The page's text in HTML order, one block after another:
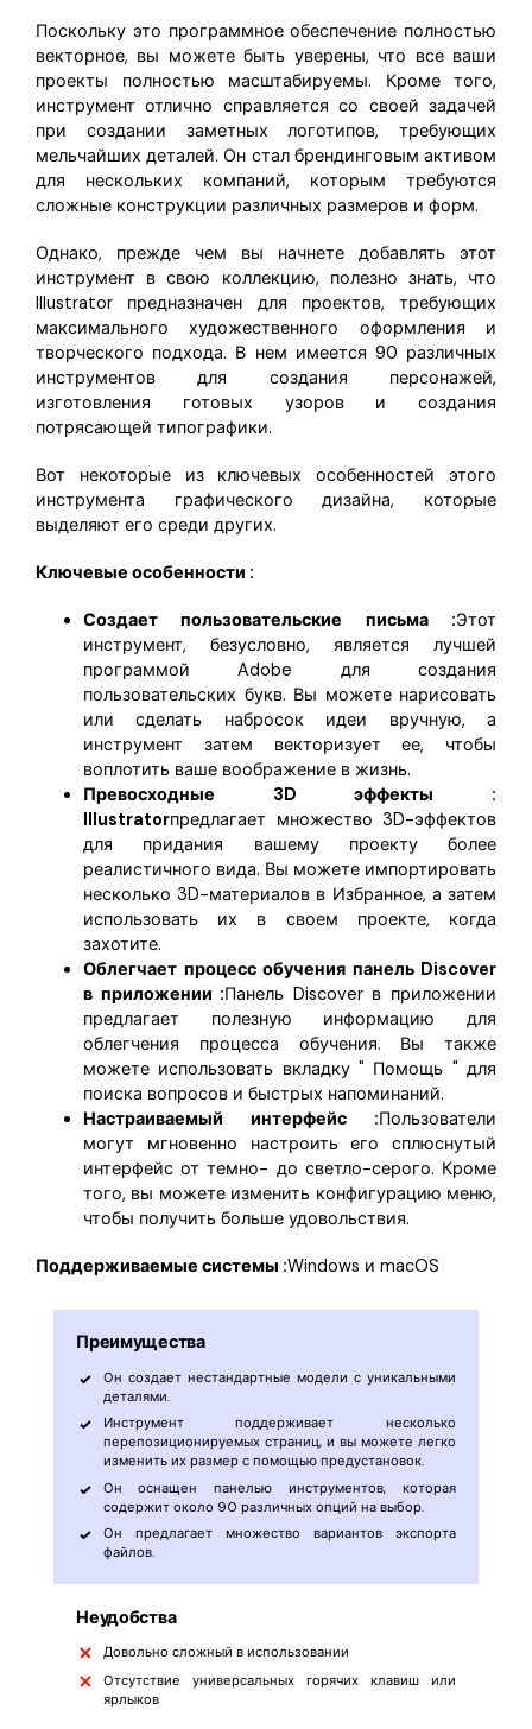
Поскольку это программное обеспечение полностью
векторное, вы можете быть уверены, что все ваши
проекты полностью масштабируемы. Кроме того,
инструмент отлично справляется со своей задачей
при создании заметных логотипов, требующих
мельчайших деталей. Он стал брендинговым активом
для нескольких компаний, которым требуются
сложные конструкции различных размеров и форм.
Однако, прежде чем вы начнете добавлять этот
инструмент в свою коллекцию, полезно знать, что
Illustrator предназначен для проектов, требующих
максимального художественного оформления и
творческого подхода. В нем имеется 90 различных
инструментов для создания персонажей,
изготовления готовых узоров и создания
потрясающей типографики.
Вот некоторые из ключевых особенностей этого
инструмента графического дизайна, которые
выделяют его среди других.
Ключевые особенности :
Создает пользовательские письма :Этот
инструмент, безусловно, является лучшей
программой Adobe для создания
пользовательских букв. Вы можете нарисовать
или сделать набросок идеи вручную, а
инструмент затем векторизует ее, чтобы
воплотить ваше воображение в жизнь.
Превосходные 3D эффекты :
Illustratorпредлагает множество 3D-эффектов
для придания вашему проекту более
реалистичного вида. Вы можете импортировать
несколько 3D-материалов в Избранное, а затем
использовать их в своем проекте, когда
захотите.
Облегчает процесс обучения панель Discover
в приложении :Панель Discover в приложении
предлагает полезную информацию для
облегчения процесса обучения. Вы также
можете использовать вкладку " Помощь " для
поиска вопросов и быстрых напоминаний.
Настраиваемый интерфейс :Пользователи
могут мгновенно настроить его сплюснутый
интерфейс от темно- до светло-серого. Кроме
того, вы можете изменить конфигурацию меню,
чтобы получить больше удовольствия.
Поддерживаемые системы :Windows и macOS
Преимущества
Он создает нестандартные модели с уникальными
деталями.
Инструмент поддерживает несколько
перепозиционируемых страниц, и вы можете легко
изменить их размер с помощью предустановок.
Он оснащен панелью инструментов, которая
содержит около 90 различных опций на выбор.
Он предлагает множество вариантов экспорта
файлов.
Неудобства
Довольно сложный в использовании
Отсутствие универсальных горячих клавиш или
ярлыков